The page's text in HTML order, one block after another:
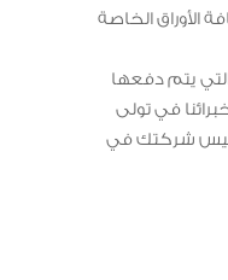
الأوراق الخاصة
يتم دفعها
في تولى
شركتك في